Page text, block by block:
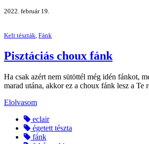
2022. február 19.
Kelt tészták, Fánk
Pisztáciás choux fánk
Ha csak azért nem sütöttél még idén fánkot,
marad utána, akkor ez a choux fánk lesz a Te
Elolvasom
eclair
égetett tészta
fánk